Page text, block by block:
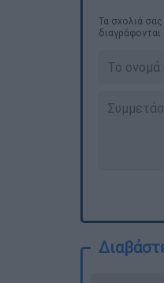
Τα σχολιά
διαγράφονται